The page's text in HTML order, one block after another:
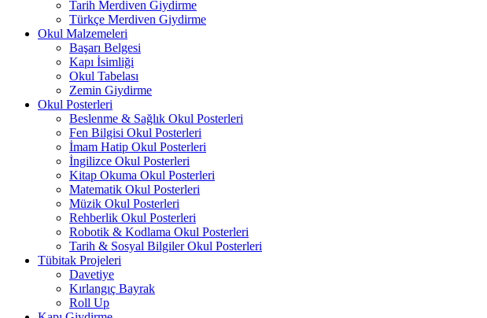
Tarih Merdiven Giydirme
Türkçe Merdiven Giydirme
Okul Malzemeleri
Başarı Belgesi
Kapı İsimliği
Okul Tabelası
Zemin Giydirme
Okul Posterleri
Beslenme & Sağlık Okul Posterleri
Fen Bilgisi Okul Posterleri
İmam Hatip Okul Posterleri
İngilizce Okul Posterleri
Kitap Okuma Okul Posterleri
Matematik Okul Posterleri
Müzik Okul Posterleri
Rehberlik Okul Posterleri
Robotik & Kodlama Okul Posterleri
Tarih & Sosyal Bilgiler Okul Posterleri
Tübitak Projeleri
Davetiye
Kırlangıç Bayrak
Roll Up